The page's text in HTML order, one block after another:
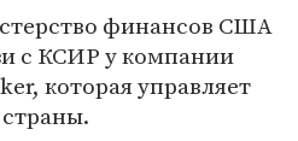
финансов США
с КСИР у компании
которая управляет